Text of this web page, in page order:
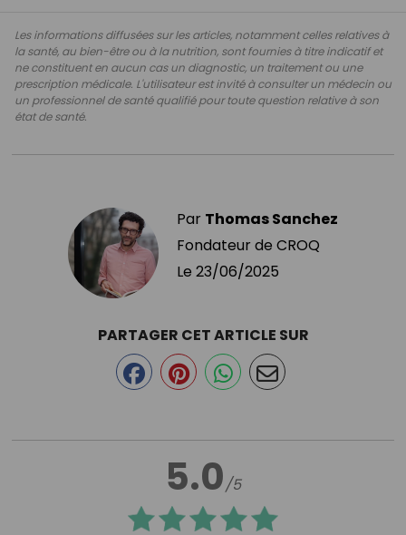
Les informations diffusées sur les articles, notamment celles relatives à
la santé, au bien-être ou à la nutrition, sont fournies à titre indicatif et
ne constituent en aucun cas un diagnostic, un traitement ou une
prescription médicale. L'utilisateur est invité à consulter un médecin ou
un professionnel de santé qualifié pour toute question relative à son
état de santé.
Par Thomas Sanchez
Fondateur de CROQ
Le 23/06/2025
5.0/5
PARTAGER CET ARTICLE SUR